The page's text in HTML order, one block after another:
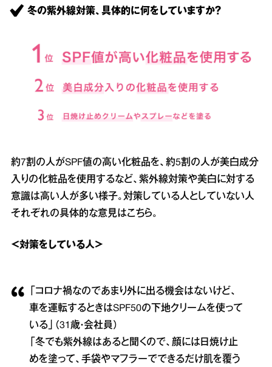
冬の紫外線対策、具体的に何をしていますか？
約7割の人がSPF値の高い化粧品を、約5割の人が美白成分
入りの化粧品を使用するなど、紫外線対策や美白に対する
意識は高い人が多い様子。対策している人としていない人
それぞれの具体的な意見はこちら。
＜対策をしている人＞
「コロナ禍なのであまり外に出る機会はないけど、
車を運転するときはSPF50の下地クリームを使って
いる」（31歳・会社員）
「冬でも紫外線はあると聞くので、顔には日焼け止
めを塗って、手袋やマフラーでできるだけ肌を覆う